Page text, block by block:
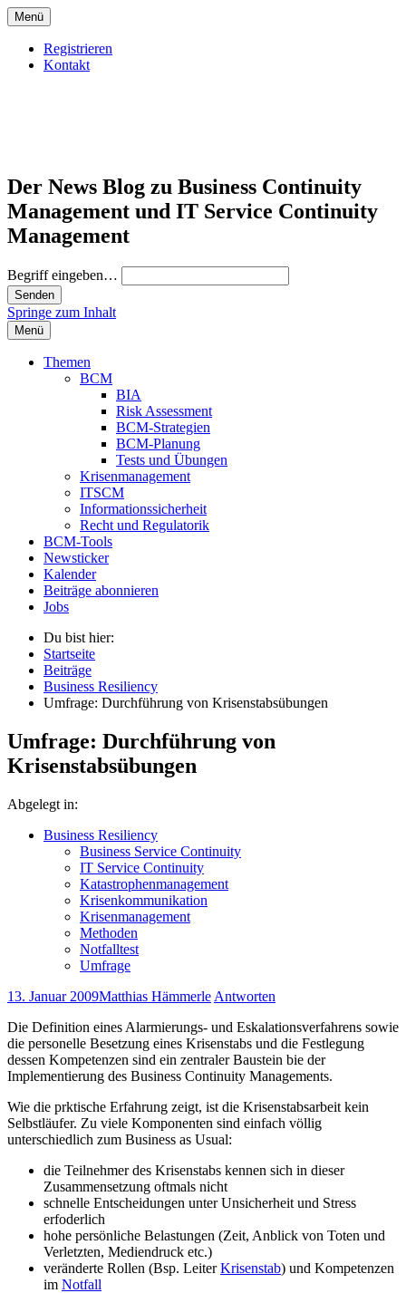
Menü
Registrieren
Kontakt
Der News Blog zu Business Continuity
Management und IT Service Continuity
Management
Begriff eingeben…
Springe zum Inhalt
Menü
Themen
BCM
BIA
Risk Assessment
BCM-Strategien
BCM-Planung
Tests und Übungen
Krisenmanagement
ITSCM
Informationssicherheit
Recht und Regulatorik
BCM-Tools
Newsticker
Kalender
Beiträge abonnieren
Jobs
Du bist hier:
Startseite
Beiträge
Business Resiliency
Umfrage: Durchführung von Krisenstabsübungen
Umfrage: Durchführung von
Krisenstabsübungen
Abgelegt in:
Business Resiliency
Business Service Continuity
IT Service Continuity
Katastrophenmanagement
Krisenkommunikation
Krisenmanagement
Methoden
Notfalltest
Umfrage
13. Januar 2009Matthias Hämmerle Antworten
Die Definition eines Alarmierungs- und Eskalationsverfahrens sowie
die personelle Besetzung eines Krisenstabs und die Festlegung
dessen Kompetenzen sind ein zentraler Baustein bie der
Implementierung des Business Continuity Managements.
Wie die prktische Erfahrung zeigt, ist die Krisenstabsarbeit kein
Selbstläufer. Zu viele Komponenten sind einfach völlig
unterschiedlich zum Business as Usual:
die Teilnehmer des Krisenstabs kennen sich in dieser
Zusammensetzung oftmals nicht
schnelle Entscheidungen unter Unsicherheit und Stress
erfoderlich
hohe persönliche Belastungen (Zeit, Anblick von Toten und
Verletzten, Mediendruck etc.)
veränderte Rollen (Bsp. LeiterKrisenstab) und Kompetenzen
im Notfall